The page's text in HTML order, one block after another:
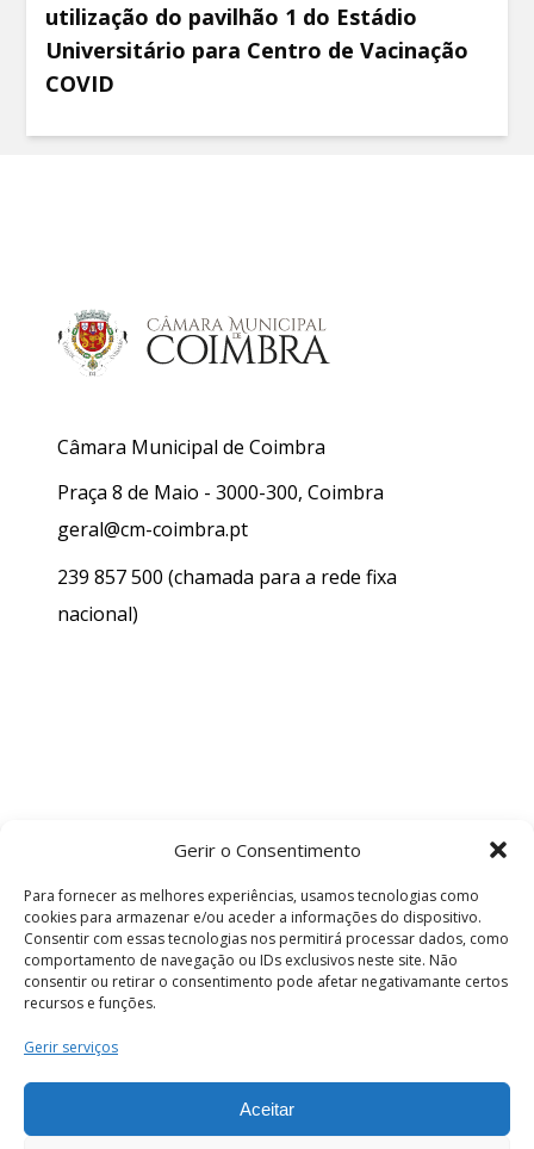
Gerir o Consentimento
Para fornecer as melhores experiências, usamos tecnologias como
cookies para armazenar e/ou aceder a informações do dispositivo.
Consentir com essas tecnologias nos permitirá processar dados, como
comportamento de navegação ou IDs exclusivos neste site. Não
consentir ou retirar o consentimento pode afetar negativamante certos
recursos e funções.
Gerir serviços
Aceitar
utilização do pavilhão 1 do Estádio
Universitário para Centro de Vacinação
COVID
Câmara Municipal de Coimbra
Praça 8 de Maio - 3000-300, Coimbra
geral@cm-coimbra.pt
239 857 500 (chamada para a rede fixa
nacional)
Termos e Condições